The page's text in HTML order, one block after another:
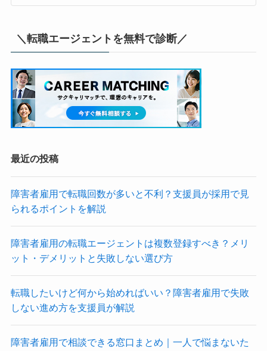
＼転職エージェントを無料で診断／
最近の投稿
障害者雇用で転職回数が多いと不利？支援員が採用で見
られるポイントを解説
障害者雇用の転職エージェントは複数登録すべき？メリ
ット・デメリットと失敗しない選び方
転職したいけど何から始めればいい？障害者雇用で失敗
しない進め方を支援員が解説
障害者雇用で相談できる窓口まとめ｜一人で悩まないた